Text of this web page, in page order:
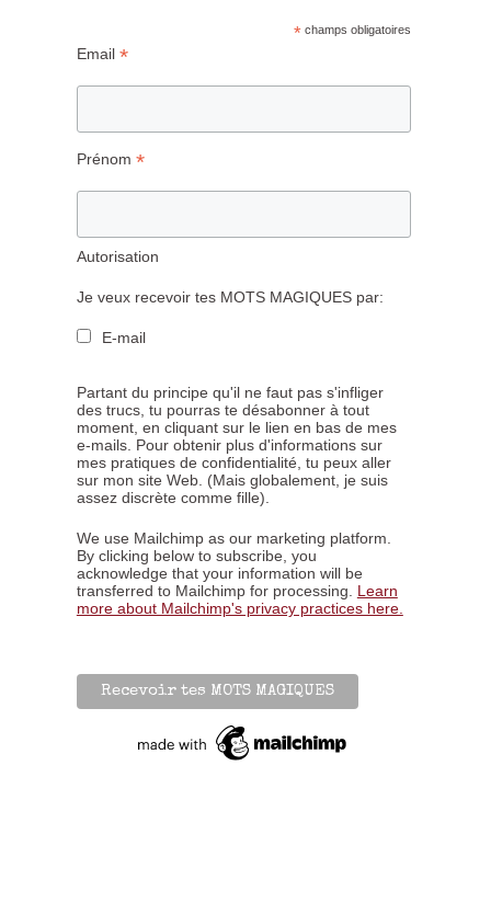
* champs obligatoires
Email *
Prénom *
Autorisation
Je veux recevoir tes MOTS MAGIQUES par:
E-mail
Partant du principe qu'il ne faut pas s'infliger
des trucs, tu pourras te désabonner à tout
moment, en cliquant sur le lien en bas de mes
e-mails. Pour obtenir plus d'informations sur
mes pratiques de confidentialité, tu peux aller
sur mon site Web. (Mais globalement, je suis
assez discrète comme fille).
We use Mailchimp as our marketing platform.
By clicking below to subscribe, you
acknowledge that your information will be
transferred to Mailchimp for processing. Learn
more about Mailchimp's privacy practices here.